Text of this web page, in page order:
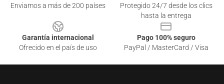
Enviamos a más de 200 países
Protegido 24/7 desde los clics
hasta la entrega
Garantía internacional
Ofrecido en el país de uso
Pago 100% seguro
PayPal / MasterCard / Visa